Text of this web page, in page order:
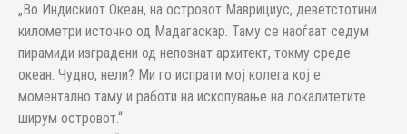
„Во Индискиот Океан, на островот Маврициус, деветстотини
километри источно од Мадагаскар. Таму се наоѓаат седум
пирамиди изградени од непознат архитект, токму среде
океан. Чудно, нели? Ми го испрати мој колега кој е
моментално таму и работи на ископување на локалитетите
ширум островот.“